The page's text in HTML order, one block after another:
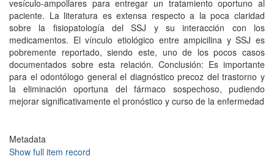
vesículo-ampollares para entregar un tratamiento oportuno al
paciente. La literatura es extensa respecto a la poca claridad
sobre la fisiopatología del SSJ y su interacción con los
medicamentos. El vínculo etiológico entre ampicilina y SSJ es
pobremente reportado, siendo este, uno de los pocos casos
documentados sobre esta relación. Conclusión: Es importante
para el odontólogo general el diagnóstico precoz del trastorno y
la eliminación oportuna del fármaco sospechoso, pudiendo
mejorar significativamente el pronóstico y curso de la enfermedad
Metadata
Show full item record